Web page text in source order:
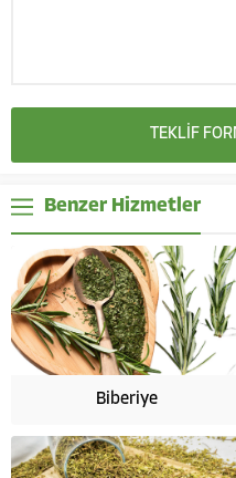
Benzer Hizmetler
Biberiye